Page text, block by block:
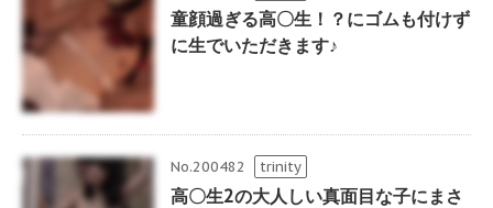
童顔過ぎる高〇生！？にゴムも付けず
に生でいただきます♪
No.200482 trinity
高〇生2の大人しい真面目な子にまさ